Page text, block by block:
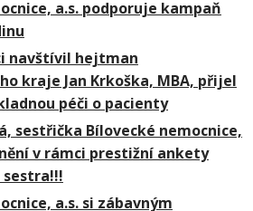
a.s. podporuje kampaň
navštívil hejtman
kraje Jan Krkoška, MBA, přijel
péči o pacienty
sestřička Bílovecké nemocnice,
v rámci prestižní ankety
a.s. si zábavným